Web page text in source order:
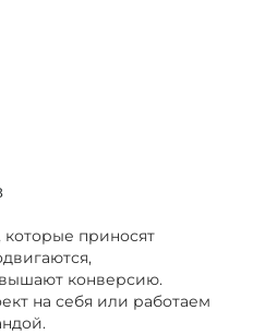
которые приносят
конверсию.
на себя или работаем